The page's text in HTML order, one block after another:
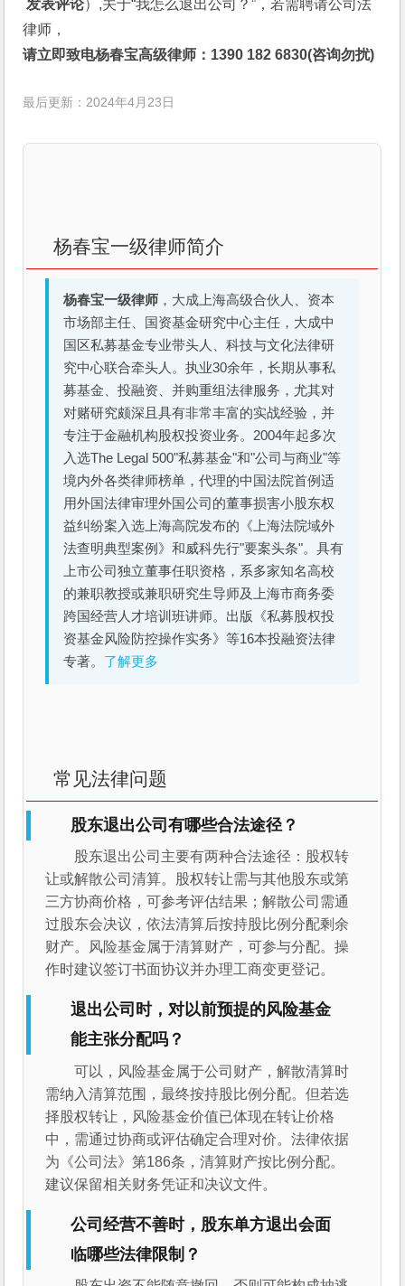
发表评论）,关于“我怎么退出公司？”，若需聘请公司法
律师，
请立即致电杨春宝高级律师：1390 182 6830(咨询勿扰)
最后更新：2024年4月23日
杨春宝一级律师简介
杨春宝一级律师 ，大成上海高级合伙人、资本
市场部主任、国资基金研究中心主任，大成中
国区私募基金专业带头人、科技与文化法律研
究中心联合牵头人。执业30余年，长期从事私
募基金、投融资、并购重组法律服务，尤其对
对赌研究颇深且具有非常丰富的实战经验，并
专注于金融机构股权投资业务。2004年起多次
入选The Legal 500"私募基金"和"公司与商业"等
境内外各类律师榜单，代理的中国法院首例适
用外国法律审理外国公司的董事损害小股东权
益纠纷案入选上海高院发布的《上海法院域外
法查明典型案例》和威科先行"要案头条"。具有
上市公司独立董事任职资格，系多家知名高校
的兼职教授或兼职研究生导师及上海市商务委
跨国经营人才培训班讲师。出版《私募股权投
资基金风险防控操作实务》等16本投融资法律
专著。 了解更多
常见法律问题
股东退出公司有哪些合法途径？
股东退出公司主要有两种合法途径：股权转
让或解散公司清算。股权转让需与其他股东或第
三方协商价格，可参考评估结果；解散公司需通
过股东会决议，依法清算后按持股比例分配剩余
财产。风险基金属于清算财产，可参与分配。操
作时建议签订书面协议并办理工商变更登记。
退出公司时，对以前预提的风险基金
能主张分配吗？
可以，风险基金属于公司财产，解散清算时
需纳入清算范围，最终按持股比例分配。但若选
择股权转让，风险基金价值已体现在转让价格
中，需通过协商或评估确定合理对价。法律依据
为《公司法》第186条，清算财产按比例分配。
建议保留相关财务凭证和决议文件。
公司经营不善时，股东单方退出会面
临哪些法律限制？